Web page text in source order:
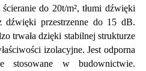
do 20t/m², tłumi dźwięki
przestrzenne do 15 dB.
trwała dzięki stabilnej strukturze
izolacyjne. Jest odporna
stosowane w budownictwie.